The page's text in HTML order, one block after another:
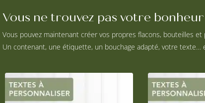
Vous ne trouvez pas votre
Vous pouvez maintenant créer vos propres flacons, bouteilles et
Un contenant, une étiquette, un bouchage adapté, votre